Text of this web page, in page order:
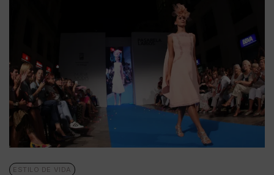
ESTILO DE VIDA